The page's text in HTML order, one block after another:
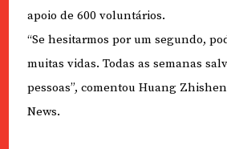
apoio de 600 voluntários.
“Se hesitarmos por um segundo,
muitas vidas. Todas as semanas
pessoas”, comentou Huang
News.